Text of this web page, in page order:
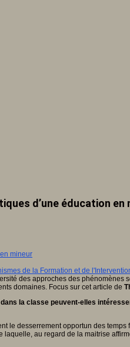
d’une éducation en
de la Formation et de
des approches des
domaines. Focus sur cet article de
la classe peuvent-elles
le desserrement opportun des
au regard de la maitrise